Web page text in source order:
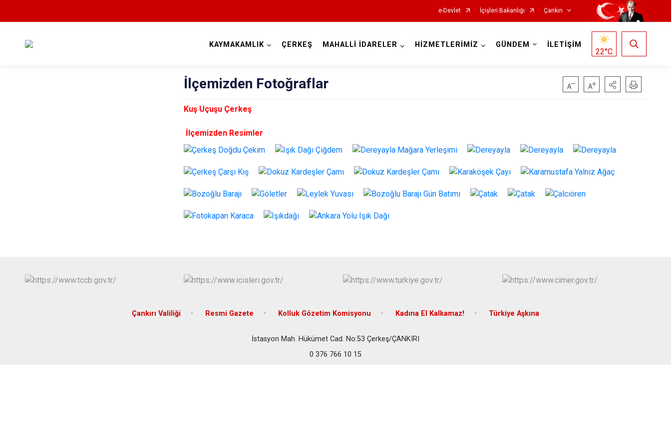
e-Devlet İçişleri Bakanlığı Çankırı
Çerkeş
Korgun
Orta
KAYMAKAMLIK ÇERKEŞ MAHALLİ İDARELER HİZMETLERİMİZ GÜNDEM İLETİŞİM
22°C
İlçemizden Fotoğraflar
Kuş Uçuşu Çerkeş
İlçemizden Resimler
Çankırı Valiliği Resmi Gazete Kolluk Gözetim Komisyonu Kadına El Kalkamaz! Türkiye Aşkına
İstasyon Mah. Hükümet Cad. No:53 Çerkeş/ÇANKIRI
0 376 766 10 15